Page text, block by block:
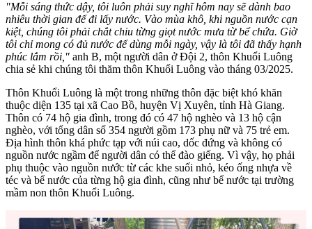
"Mỗi sáng thức dậy, tôi luôn phải suy nghĩ hôm nay sẽ dành bao
nhiêu thời gian để đi lấy nước. Vào mùa khô, khi nguồn nước cạn
kiệt, chúng tôi phải chắt chiu từng giọt nước mưa từ bể chứa. Giờ
tôi chỉ mong có đủ nước để dùng mỗi ngày, vậy là tôi đã thấy hạnh
phúc lắm rồi," anh B, một người dân ở Đội 2, thôn Khuổi Luông
chia sẻ khi chúng tôi thăm thôn Khuổi Luông vào tháng 03/2025.
Thôn Khuổi Luông là một trong những thôn đặc biệt khó khăn
thuộc diện 135 tại xã Cao Bồ, huyện Vị Xuyên, tỉnh Hà Giang.
Thôn có 74 hộ gia đình, trong đó có 47 hộ nghèo và 13 hộ cận
nghèo, với tổng dân số 354 người gồm 173 phụ nữ và 75 trẻ em.
Địa hình thôn khá phức tạp với núi cao, dốc đứng và không có
nguồn nước ngầm để người dân có thể đào giếng. Vì vậy, họ phải
phụ thuộc vào nguồn nước từ các khe suối nhỏ, kéo ống nhựa về
téc và bể nước của từng hộ gia đình, cũng như bể nước tại trường
mầm non thôn Khuổi Luông.